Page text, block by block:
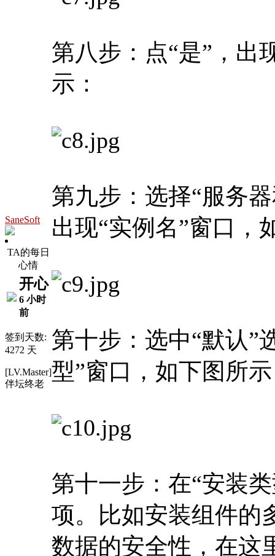
SaneSoft
TA的每日
心情
开心
6 小时
前
签到天数:
4272 天
[LV.Master]
伴坛终老
第八步：点“是”，出
示：
第九步：选择“服务
出现“实例名”窗口，
第十步：选中“默认”
型”窗口，如下图所
第十一步：在“安装
项。比如安装组件的
数据的安全性，在这